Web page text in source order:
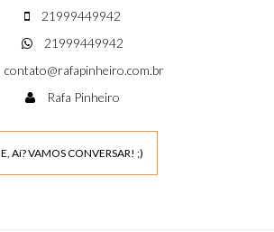
21999449942
21999449942
contato@rafapinheiro.com.br
Rafa Pinheiro
E, Aí? VAMOS CONVERSAR! ;)